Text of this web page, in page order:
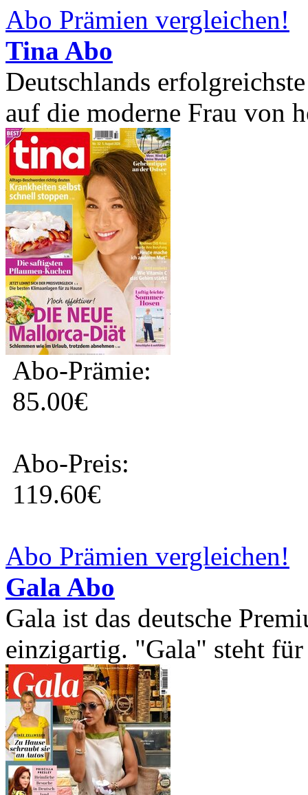
Abo Prämien vergleichen!
Tina Abo
Deutschlands
auf die moderne Frau von
Abo-Prämie:
85.00€
Abo-Preis:
119.60€
Abo Prämien vergleichen!
Gala Abo
Gala ist das deutsche
einzigartig. "Gala" steht